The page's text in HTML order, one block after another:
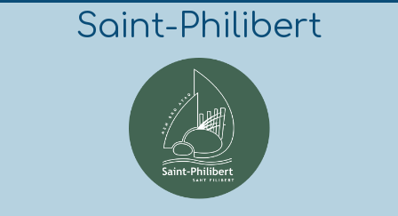
Saint-Philibert